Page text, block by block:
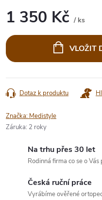
1 350 Kč / ks
cena:
VLOŽIT
Dotaz k produktu
Značka: Medistyle
Záruka: 2 roky
Na trhu přes 30 let
Rodinná firma co se o Vás
Česká ruční práce
Vyrábíme ověřené